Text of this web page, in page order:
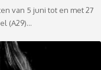
van 5 juni tot en met 27
(A29)…